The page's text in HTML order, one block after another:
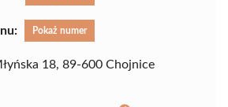
Pokaż numer
18, 89-600 Chojnice